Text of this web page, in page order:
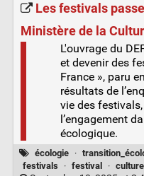
Les festivals
Ministère de la
L'ouvrage du
et devenir des
France », paru
résultats de
vie des
l’engagement
écologique.
écologie ·
festivals
· festival ·